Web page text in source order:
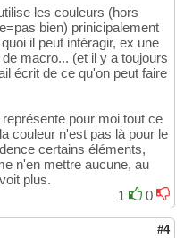
les couleurs (hors
bien) prinicipalement
il peut intéragir, ex une
macro... (et il y a toujours
écrit de ce qu'on peut faire
pour moi tout ce
couleur n'est pas là pour le
certains éléments,
n'en mettre aucune, au
plus.
1
0
#4